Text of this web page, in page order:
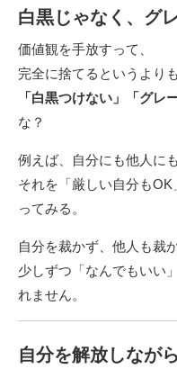
白黒じゃなく、グ
価値観を手放すって、
完全に捨てるというよりも
「白黒つけない」「グレ
な？
例えば、自分にも他人に
それを「厳しい自分も
ってみる。
自分を裁かず、他人も裁
少しずつ「なんでもいい
れません。
自分を解放しなが